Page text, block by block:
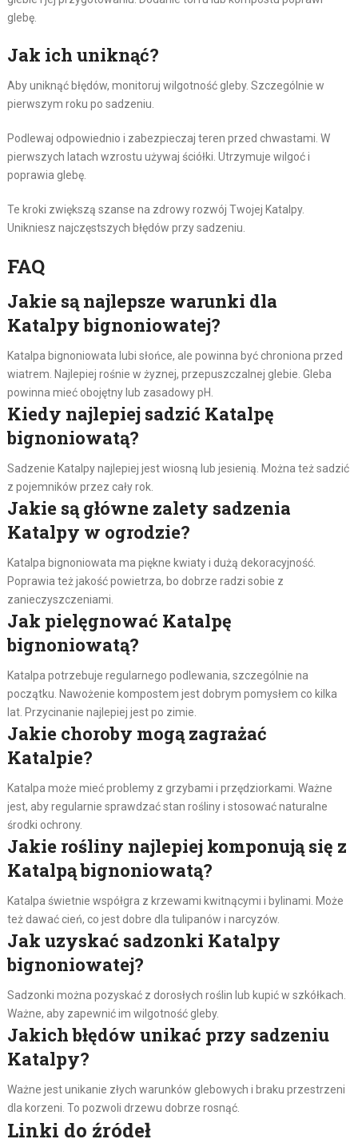
glebę.
Jak ich uniknąć?
Aby uniknąć błędów, monitoruj wilgotność gleby. Szczególnie w
pierwszym roku po sadzeniu.
Podlewaj odpowiednio i zabezpieczaj teren przed chwastami. W
pierwszych latach wzrostu używaj ściółki. Utrzymuje wilgoć i
poprawia glebę.
Te kroki zwiększą szanse na zdrowy rozwój Twojej Katalpy.
Unikniesz najczęstszych błędów przy sadzeniu.
FAQ
Jakie są najlepsze warunki dla
Katalpy bignoniowatej?
Katalpa bignoniowata lubi słońce, ale powinna być chroniona przed
wiatrem. Najlepiej rośnie w żyznej, przepuszczalnej glebie. Gleba
powinna mieć obojętny lub zasadowy pH.
Kiedy najlepiej sadzić Katalpę
bignoniowatą?
Sadzenie Katalpy najlepiej jest wiosną lub jesienią. Można też sadzić
z pojemników przez cały rok.
Jakie są główne zalety sadzenia
Katalpy w ogrodzie?
Katalpa bignoniowata ma piękne kwiaty i dużą dekoracyjność.
Poprawia też jakość powietrza, bo dobrze radzi sobie z
zanieczyszczeniami.
Jak pielęgnować Katalpę
bignoniowatą?
Katalpa potrzebuje regularnego podlewania, szczególnie na
początku. Nawożenie kompostem jest dobrym pomysłem co kilka
lat. Przycinanie najlepiej jest po zimie.
Jakie choroby mogą zagrażać
Katalpie?
Katalpa może mieć problemy z grzybami i przędziorkami. Ważne
jest, aby regularnie sprawdzać stan rośliny i stosować naturalne
środki ochrony.
Jakie rośliny najlepiej komponują się z
Katalpą bignoniowatą?
Katalpa świetnie współgra z krzewami kwitnącymi i bylinami. Może
też dawać cień, co jest dobre dla tulipanów i narcyzów.
Jak uzyskać sadzonki Katalpy
bignoniowatej?
Sadzonki można pozyskać z dorosłych roślin lub kupić w szkółkach.
Ważne, aby zapewnić im wilgotność gleby.
Jakich błędów unikać przy sadzeniu
Katalpy?
Ważne jest unikanie złych warunków glebowych i braku przestrzeni
dla korzeni. To pozwoli drzewu dobrze rosnąć.
Linki do źródeł